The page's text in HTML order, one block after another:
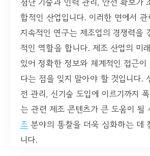
합적인 산업입니다. 이러한 면에서
지속적인 연구는 제조업의 경쟁력을
적인 역할을 합니다. 제조 산업의 미
있어 정확한 정보와 체계적인 접근
다는 점을 잊지 말아야 할 것입니다.
전 관리, 신기술 도입에 이르기까지
는 관련 제조 콘텐츠가 큰 도움이 될
조 분야의 통찰을 더욱 심화하는 데
니다.